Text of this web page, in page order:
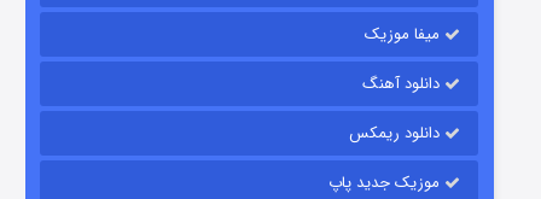
قسمت
میفا موزیک
دانلود آهنگ
دانلود ریمکس
موزیک جدید پاپ